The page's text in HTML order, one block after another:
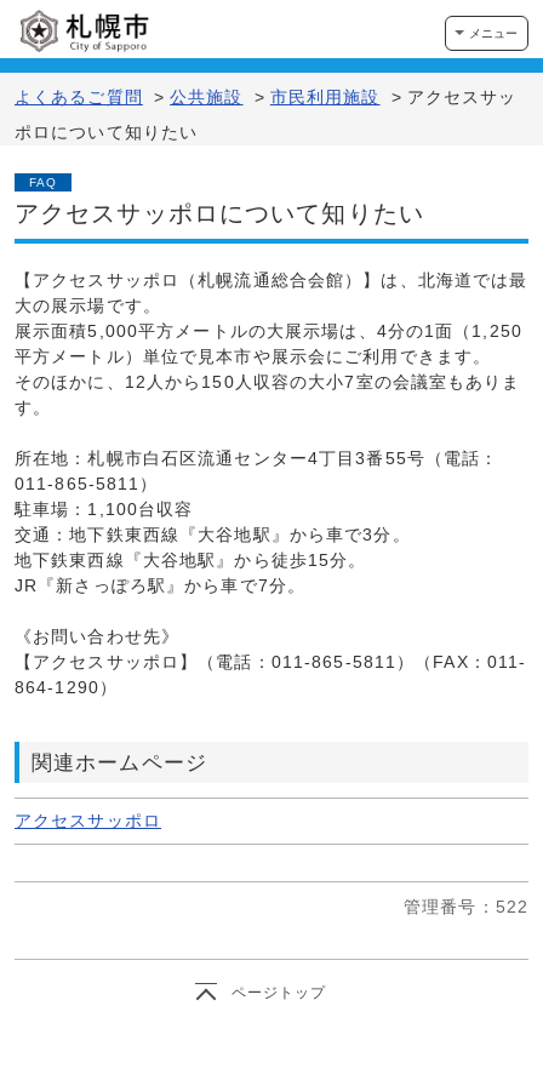
メニュー
よくあるご質問 > 公共施設 > 市民利用施設 > アクセスサッ
ポロについて知りたい
FAQ
アクセスサッポロについて知りたい
【アクセスサッポロ（札幌流通総合会館）】は、北海道では最
大の展示場です。
展示面積5,000平方メートルの大展示場は、4分の1面（1,250
平方メートル）単位で見本市や展示会にご利用できます。
そのほかに、12人から150人収容の大小7室の会議室もありま
す。
所在地：札幌市白石区流通センター4丁目3番55号（電話：
011-865-5811）
駐車場：1,100台収容
交通：地下鉄東西線『大谷地駅』から車で3分。
地下鉄東西線『大谷地駅』から徒歩15分。
JR『新さっぽろ駅』から車で7分。
《お問い合わせ先》
【アクセスサッポロ】（電話：011-865-5811）（FAX：011-
864-1290）
関連ホームページ
アクセスサッポロ
管理番号 ：522
ページトップ